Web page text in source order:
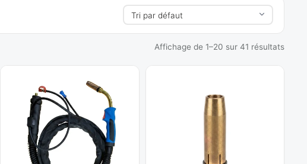
Affichage de 1–20 sur 41 résultats